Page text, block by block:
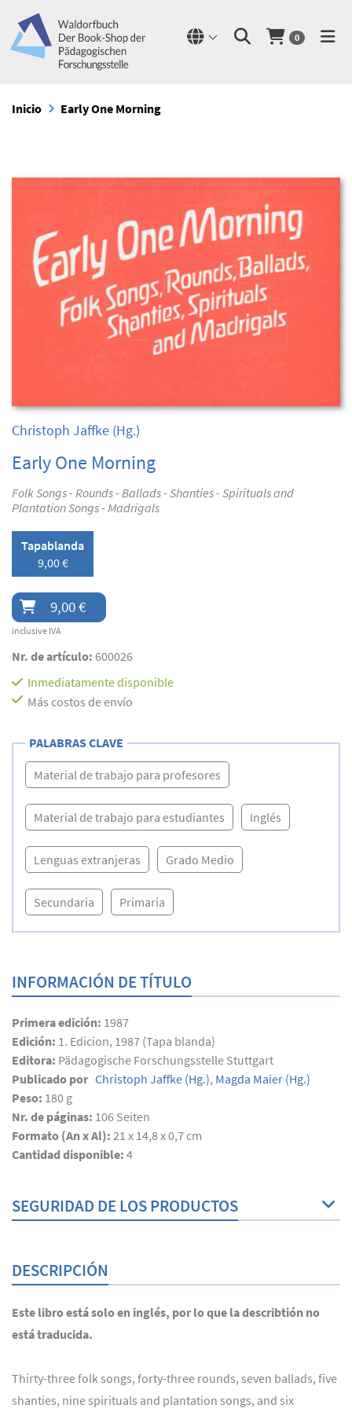
0
Inicio Early One Morning
Christoph Jaffke (Hg.)
Early One Morning
Folk Songs - Rounds - Ballads - Shanties - Spirituals and
Plantation Songs - Madrigals
Tapablanda
9,00 €
9,00 €
inclusive IVA
Nr. de artículo: 600026
Inmediatamente disponible
Más costos de envío
PALABRAS CLAVE
Material de trabajo para profesores
Material de trabajo para estudiantes Inglés
Lenguas extranjeras Grado Medio
Secundaria Primaria
INFORMACIÓN DE TÍTULO
Primera edición: 1987
Edición: 1. Edicion, 1987 (Tapa blanda)
Editora: Pädagogische Forschungsstelle Stuttgart
Publicado por Christoph Jaffke (Hg.), Magda Maier (Hg.)
Peso: 180 g
Nr. de páginas: 106 Seiten
Formato (An x Al): 21 x 14,8 x 0,7 cm
Cantidad disponible: 4
SEGURIDAD DE LOS PRODUCTOS
DESCRIPCIÓN
Este libro está solo en inglés, por lo que la describtión no
está traducida.
Thirty-three folk songs, forty-three rounds, seven ballads, five
shanties, nine spirituals and plantation songs, and six